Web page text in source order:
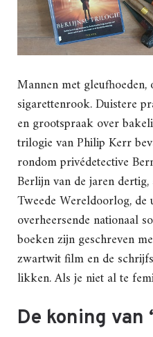
Mannen met
sigarettenrook. Duistere
en grootspraak over
trilogie van Philip Kerr
rondom privédetective
Berlijn van de jaren
Tweede Wereldoorlog, de
overheersende nationaal
boeken zijn geschreven
zwartwit film en de
likken. Als je niet al te
De koning van